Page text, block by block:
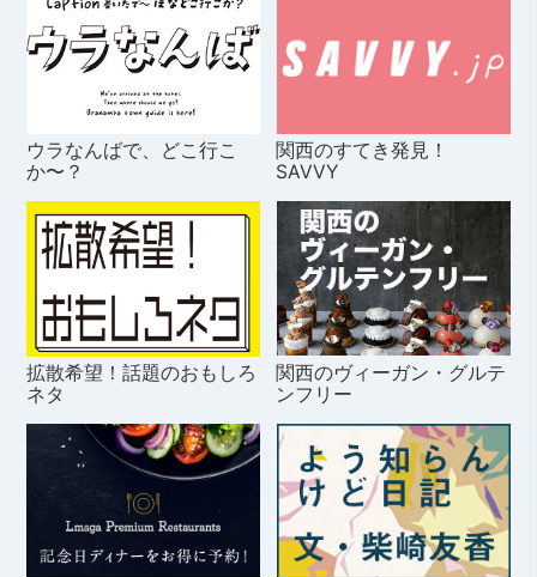
ウラなんばで、どこ行こ
か〜？
関西のすてき発見！
SAVVY
拡散希望！話題のおもしろ
ネタ
関西のヴィーガン・グルテ
ンフリー